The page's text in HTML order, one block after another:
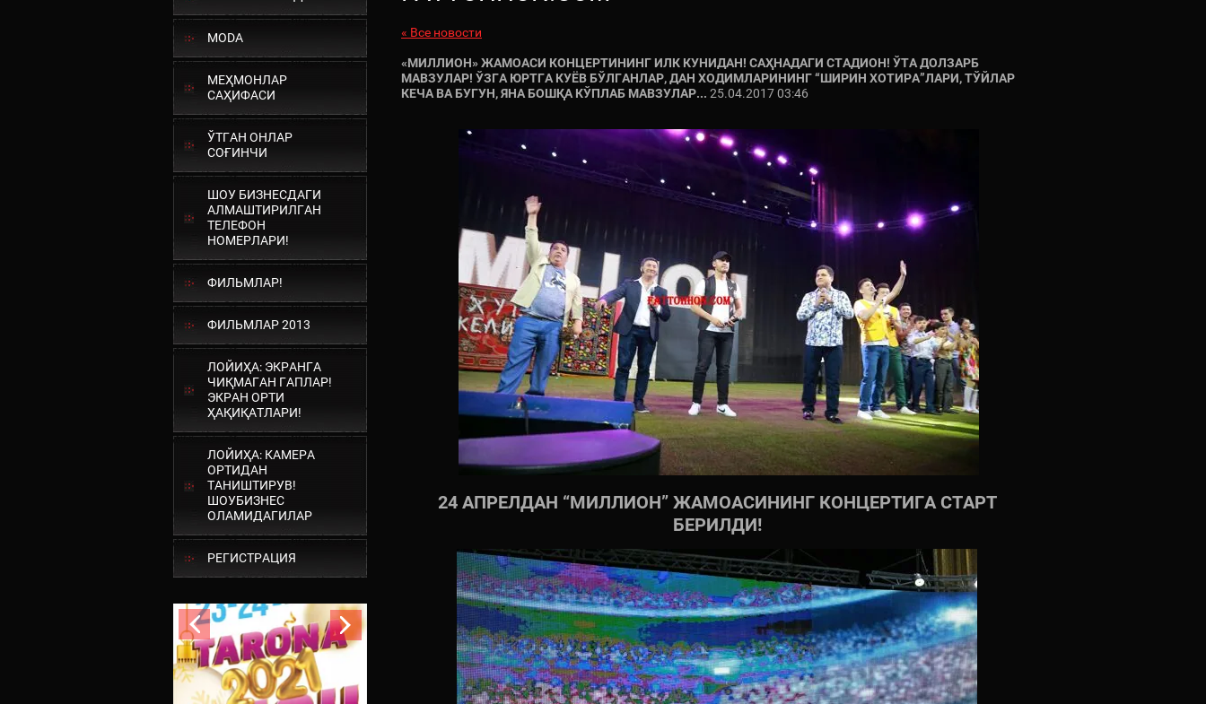
MODA
МЕҲМОНЛАР
САҲИФАСИ
ЎТГАН ОНЛАР
СОҒИНЧИ
ШОУ БИЗНЕСДАГИ
АЛМАШТИРИЛГАН
ТЕЛЕФОН
НОМЕРЛАРИ!
ФИЛЬМЛАР!
ФИЛЬМЛАР 2013
ЛОЙИҲА: ЭКРАНГА
ЧИҚМАГАН ГАПЛАР!
ЭКРАН ОРТИ
ҲАҚИҚАТЛАРИ!
ЛОЙИҲА: КАМЕРА
ОРТИДАН
ТАНИШТИРУВ!
ШОУБИЗНЕС
ОЛАМИДАГИЛАР
РЕГИСТРАЦИЯ
« Все новости
«МИЛЛИОН» ЖАМОАСИ КОНЦЕРТИНИНГ ИЛК КУНИДАН! САҲНАДАГИ СТАДИОН! ЎТА ДОЛЗАРБ
МАВЗУЛАР! ЎЗГА ЮРТГА КУЁВ БЎЛГАНЛАР, ДАН ХОДИМЛАРИНИНГ “ШИРИН ХОТИРА”ЛАРИ, ТЎЙЛАР
КЕЧА ВА БУГУН, ЯНА БОШҚА КЎПЛАБ МАВЗУЛАР... 25.04.2017 03:46
24 АПРЕЛДАН “МИЛЛИОН” ЖАМОАСИНИНГ КОНЦЕРТИГА СТАРТ
БЕРИЛДИ!